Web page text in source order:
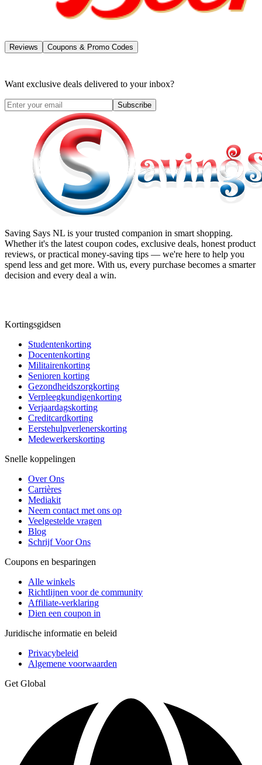
Reviews Coupons & Promo Codes
Want exclusive deals delivered to your inbox?
Subscribe
Saving Says NL is your trusted companion in smart shopping.
Whether it's the latest coupon codes, exclusive deals, honest product
reviews, or practical money-saving tips — we're here to help you
spend less and get more. With us, every purchase becomes a smarter
decision and every deal a win.
Kortingsgidsen
Studentenkorting
Docentenkorting
Militairenkorting
Senioren korting
Gezondheidszorgkorting
Verpleegkundigenkorting
Verjaardagskorting
Creditcardkorting
Eerstehulpverlenerskorting
Medewerkerskorting
Snelle koppelingen
Over Ons
Carrières
Mediakit
Neem contact met ons op
Veelgestelde vragen
Blog
Schrijf Voor Ons
Coupons en besparingen
Alle winkels
Richtlijnen voor de community
Affiliate-verklaring
Dien een coupon in
Juridische informatie en beleid
Privacybeleid
Algemene voorwaarden
Get Global